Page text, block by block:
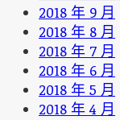
2018 年 9 月
2018 年 8 月
2018 年 7 月
2018 年 6 月
2018 年 5 月
2018 年 4 月